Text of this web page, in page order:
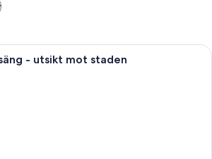
Ett hotellrum med en stor säng, en
- utsikt mot staden